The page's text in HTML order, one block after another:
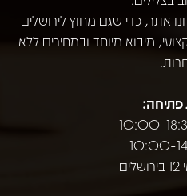
אתר, כדי שגם מחוץ לירושלים
מיבוא מיוחד ובמחירים ללא
פתיחה: